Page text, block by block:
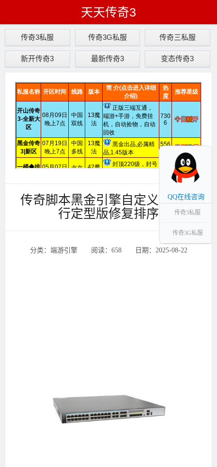
天天传奇3
传奇3私服 传奇3G私服 传奇三私服
新开传奇3 最新传奇3 变态传奇3
传奇脚本黑金引擎自定义杀人排
行定型版修复排序
分类：端游引擎 ‌‍阅读：658 ‌‍日期：2025-08-22
QQ在线咨询
传奇3私服
传奇3G私服